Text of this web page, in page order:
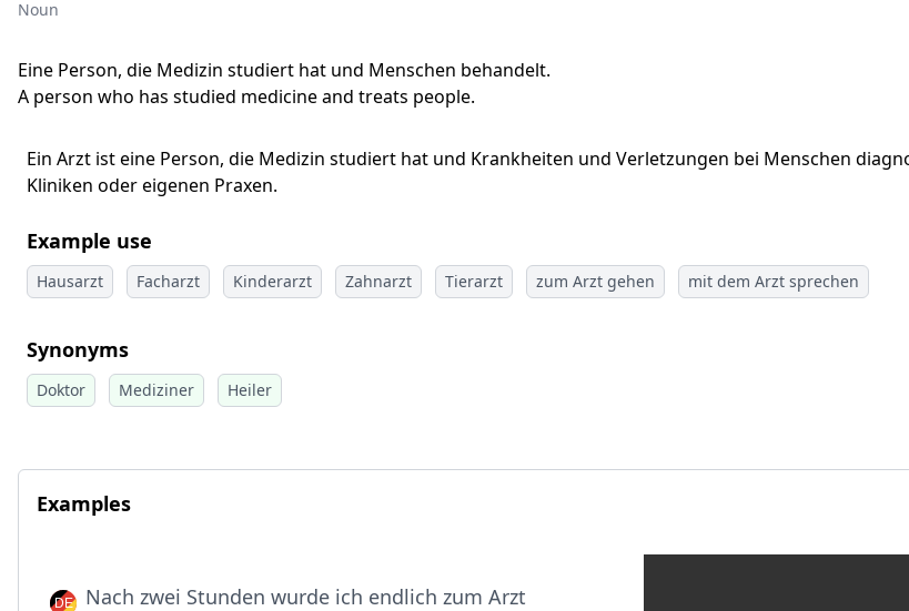
Noun
Eine Person, die Medizin studiert hat und Menschen behandelt.
A person who has studied medicine and treats people.
Ein Arzt ist eine Person, die Medizin studiert hat und Krankheiten und Verletzungen bei Menschen
Kliniken oder eigenen Praxen.
Example use
Hausarzt Facharzt Kinderarzt Zahnarzt Tierarzt zum Arzt gehen mit dem Arzt sprechen
Synonyms
Doktor Mediziner Heiler
Examples
Nach zwei Stunden wurde ich endlich zum Arzt